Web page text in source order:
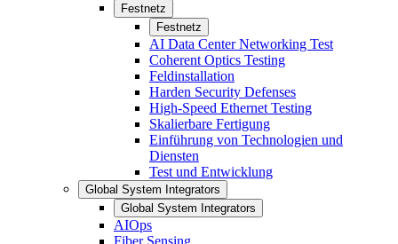
Festnetz
Festnetz
AI Data Center Networking Test
Coherent Optics Testing
Feldinstallation
Harden Security Defenses
High-Speed Ethernet Testing
Skalierbare Fertigung
Einführung von Technologien und
Diensten
Test und Entwicklung
Global System Integrators
Global System Integrators
AIOps